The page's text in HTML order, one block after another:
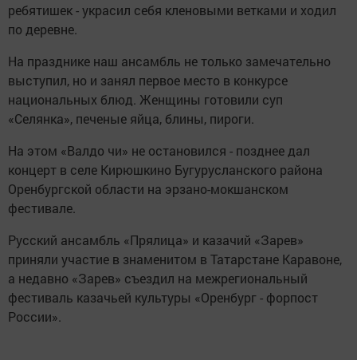
ребятишек - украсил себя кленовыми ветками и ходил
по деревне.
На празднике наш ансамбль не только замечательно
выступил, но и занял первое место в конкурсе
национальных блюд. Женщины готовили суп
«Селянка», печеные яйца, блины, пироги.
На этом «Валдо чи» не остановился - позднее дал
концерт в селе Кирюшкино Бугурусланского района
Оренбургской области на эрзано-мокшанском
фестивале.
Русский ансамбль «Прялица» и казачий «Зарев»
приняли участие в знаменитом в Татарстане Каравоне,
а недавно «Зарев» съездил на межрегиональный
фестиваль казачьей культуры «Оренбург - форпост
России».